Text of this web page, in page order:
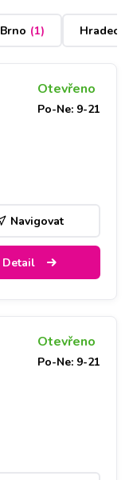
Brno (1) Hradec
Otevřeno
Po-Ne: 9-21
Navigovat
Detail
Otevřeno
Po-Ne: 9-21